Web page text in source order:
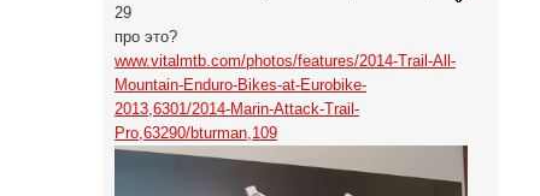
29
про это?
www.vitalmtb.com/photos/features/2014-Trail-All-
Mountain-Enduro-Bikes-at-Eurobike-
2013,6301/2014-Marin-Attack-Trail-
Pro,63290/bturman,109